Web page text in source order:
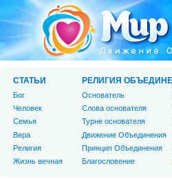
СТАТЬИ
Бог
Человек
Cемья
Вера
Религия
Жизнь вечная
РЕЛИГИЯ
Основатель
Слова основателя
Турне основателя
Движение Объединения
Принцип Объединения
Благословение